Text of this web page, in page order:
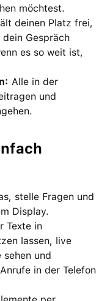
möchtest.
deinen Platz frei,
Gespräch
es so weit ist,
Alle in der
und
stelle Fragen und
Display.
Texte in
lassen, live
und
in der Telefon